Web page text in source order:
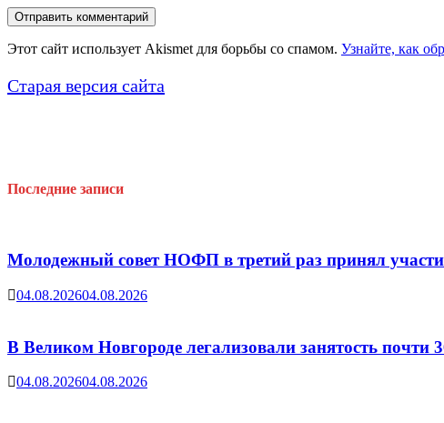
Этот сайт использует Akismet для борьбы со спамом. Узнайте, как
Старая версия сайта
Последние записи
Молодежный совет НОФП в третий раз принял
04.08.202604.08.2026
В Великом Новгороде легализовали занятость почти
04.08.202604.08.2026